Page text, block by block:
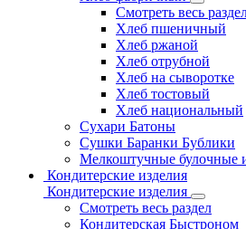
Смотреть весь
Хлеб пшеничный
Хлеб ржаной
Хлеб отрубной
Хлеб на сыворотке
Хлеб тостовый
Хлеб национальный
Сухари Батоны
Сушки Баранки Бублики
Мелкоштучные булочные
Кондитерские изделия
Кондитерские изделия
Смотреть весь раздел
Кондитерская Быстроном